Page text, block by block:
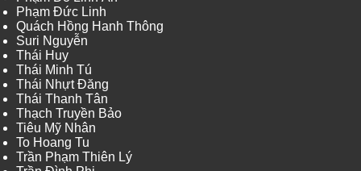
Phạm Đức Linh
Quách Hồng Hanh Thông
Suri Nguyễn
Thái Huy
Thái Minh Tú
Thái Nhựt Đăng
Thái Thanh Tân
Thạch Truyền Bảo
Tiêu Mỹ Nhân
To Hoang Tu
Trần Phạm Thiên Lý